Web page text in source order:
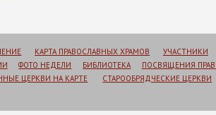
КАРТА ПРАВОСЛАВНЫХ ХРАМОВ УЧАСТНИКИ
ФОТО НЕДЕЛИ БИБЛИОТЕКА ПОСВЯЩЕНИЯ
ЦЕРКВИ НА КАРТЕ СТАРООБРЯДЧЕСКИЕ ЦЕРКВИ